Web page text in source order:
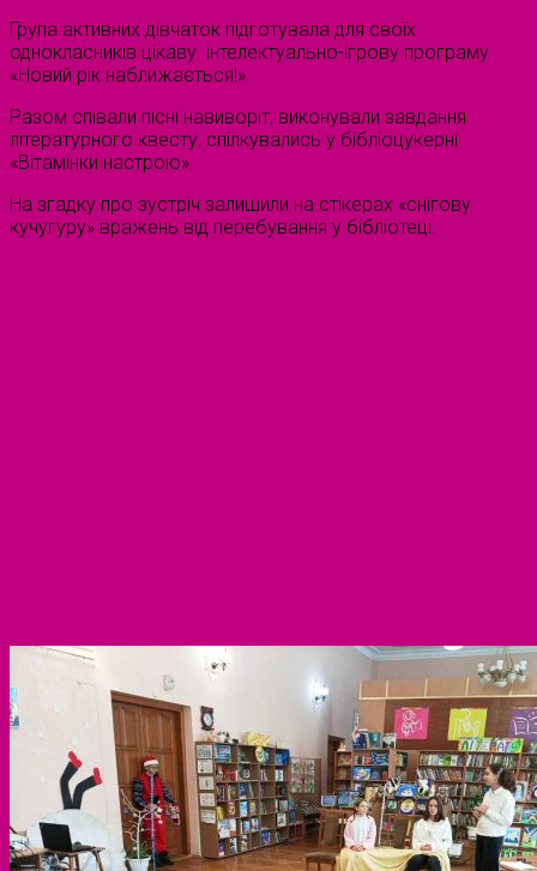
Група активних дівчаток підготувала для своїх
однокласників цікаву інтелектуально-ігрову програму
«Новий рік наближається!».
Разом співали пісні навиворіт, виконували завдання
літературного квесту, спілкувались у бібліоцукерні
«Вітамінки настрою».
На згадку про зустріч залишили на стікерах «снігову
кучугуру» вражень від перебування у бібліотеці.